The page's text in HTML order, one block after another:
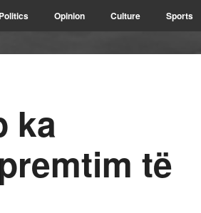
Politics Opinion Culture Sports
ka
të